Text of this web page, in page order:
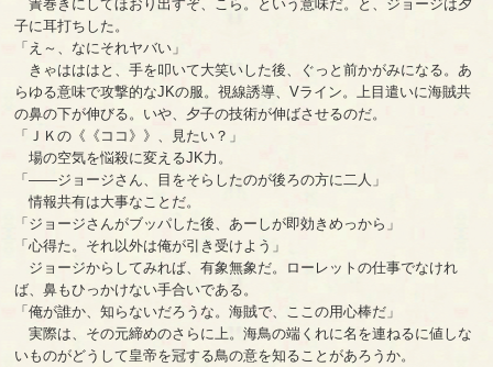
簀巻きにしてほおり出すぞ、こら。という意味だ。と、ジョージは夕
子に耳打ちした。
「え～、なにそれヤバい」
きゃはははと、手を叩いて大笑いした後、ぐっと前かがみになる。あ
らゆる意味で攻撃的なJKの服。視線誘導、Vライン。上目遣いに海賊共
の鼻の下が伸びる。いや、夕子の技術が伸ばさせるのだ。
「ＪＫの《《ココ》》、見たい？」
場の空気を悩殺に変えるJK力。
「――ジョージさん、目をそらしたのが後ろの方に二人」
情報共有は大事なことだ。
「ジョージさんがブッパした後、あーしが即効きめっから」
「心得た。それ以外は俺が引き受けよう」
ジョージからしてみれば、有象無象だ。ローレットの仕事でなけれ
ば、鼻もひっかけない手合いである。
「俺が誰か、知らないだろうな。海賊で、ここの用心棒だ」
実際は、その元締めのさらに上。海鳥の端くれに名を連ねるに値しな
いものがどうして皇帝を冠する鳥の意を知ることがあろうか。